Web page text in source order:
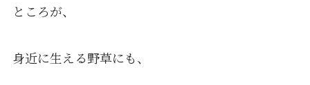
ところが、
身近に生える野草にも、